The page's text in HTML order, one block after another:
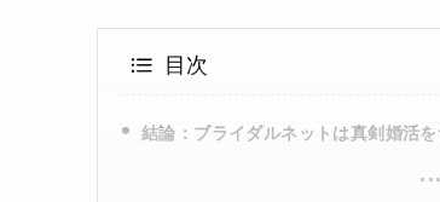
目次
結論：ブライダルネットは真剣婚活